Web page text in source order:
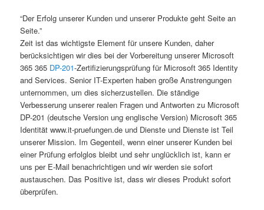
“Der Erfolg unserer Kunden und unserer Produkte geht Seite an
Seite.”
Zeit ist das wichtigste Element für unsere Kunden, daher
berücksichtigen wir dies bei der Vorbereitung unserer Microsoft
365 365 DP-201-Zertifizierungsprüfung für Microsoft 365 Identity
and Services. Senior IT-Experten haben große Anstrengungen
unternommen, um dies sicherzustellen. Die ständige
Verbesserung unserer realen Fragen und Antworten zu Microsoft
DP-201 (deutsche Version ung englische Version) Microsoft 365
Identität www.it-pruefungen.de und Dienste und Dienste ist Teil
unserer Mission. Im Gegenteil, wenn einer unserer Kunden bei
einer Prüfung erfolglos bleibt und sehr unglücklich ist, kann er
uns per E-Mail benachrichtigen und wir werden sie sofort
austauschen. Das Positive ist, dass wir dieses Produkt sofort
überprüfen.